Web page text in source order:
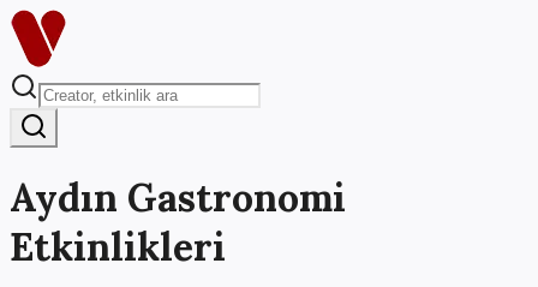
Aydın Gastronomi
Etkinlikleri